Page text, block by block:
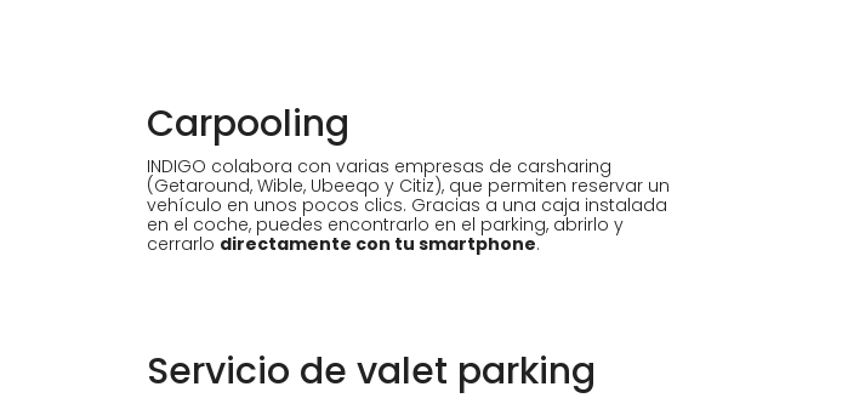
Carpooling
INDIGO colabora con varias empresas de carsharing
(Getaround, Wible, Ubeeqo y Citiz), que permiten reservar un
vehículo en unos pocos clics. Gracias a una caja instalada
en el coche, puedes encontrarlo en el parking, abrirlo y
cerrarlo directamente con tu smartphone.
Servicio de valet parking